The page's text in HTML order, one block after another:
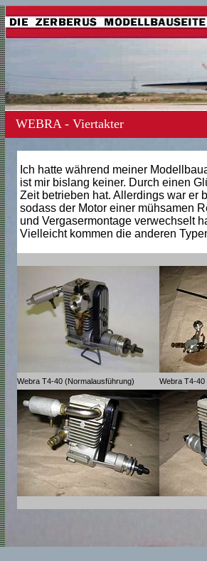
WEBRA - Viertakter
Ich hatte während meiner
ist mir bislang keiner. Durch einen
Zeit betrieben hat. Allerdings war er
sodass der Motor einer mühsamen
und Vergasermontage verwechselt
Vielleicht kommen die anderen
Webra T4-40 (Normalausführung) Webra T4-40